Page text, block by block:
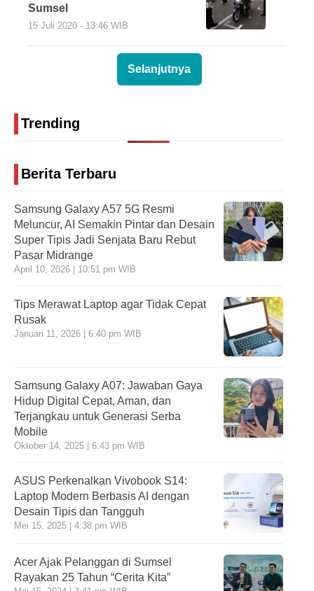
Sumsel
15 Juli 2020 - 13:46 WIB
Selanjutnya
Trending
Berita Terbaru
Samsung Galaxy A57 5G Resmi
Meluncur, AI Semakin Pintar dan Desain
Super Tipis Jadi Senjata Baru Rebut
Pasar Midrange
April 10, 2026 | 10:51 pm WIB
Tips Merawat Laptop agar Tidak Cepat
Rusak
Januari 11, 2026 | 6:40 pm WIB
Samsung Galaxy A07: Jawaban Gaya
Hidup Digital Cepat, Aman, dan
Terjangkau untuk Generasi Serba
Mobile
Oktober 14, 2025 | 6:43 pm WIB
ASUS Perkenalkan Vivobook S14:
Laptop Modern Berbasis AI dengan
Desain Tipis dan Tangguh
Mei 15, 2025 | 4:38 pm WIB
Acer Ajak Pelanggan di Sumsel
Rayakan 25 Tahun “Cerita Kita”